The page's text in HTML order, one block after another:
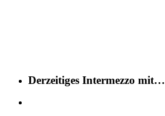
Derzeitiges Intermezzo mit…